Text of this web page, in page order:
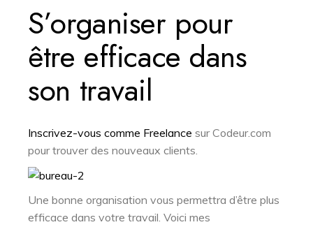
S’organiser pour
être efficace dans
son travail
Inscrivez-vous comme Freelance sur Codeur.com
pour trouver des nouveaux clients.
Une bonne organisation vous permettra d’être plus
efficace dans votre travail. Voici mes